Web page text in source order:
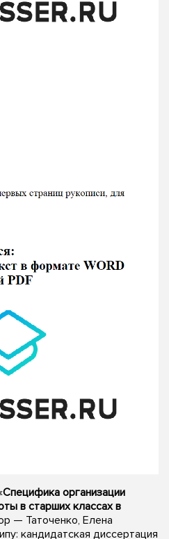
Специфика организации
в старших классах в
— Таточенко, Елена
кандидатская диссертация